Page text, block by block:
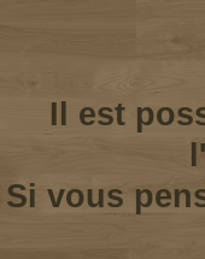
Il est
Si vous